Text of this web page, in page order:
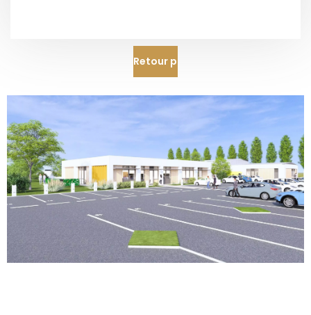
Retour projets